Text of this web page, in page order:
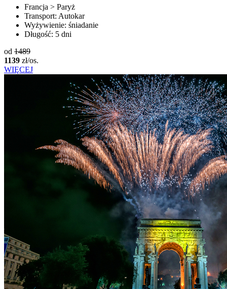
Francja > Paryż
Transport: Autokar
Wyżywienie: śniadanie
Długość: 5 dni
od 1489
1139 zł/os.
WIĘCEJ